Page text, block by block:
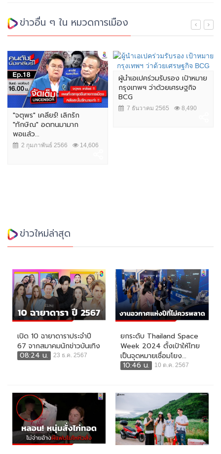
ข่าวอื่น ๆ ใน หมวดการเมือง
"จตุพร" เคลียร์! เลิกรัก
"ทักษิณ" อดทนมามาก
พอแล้ว...
2 กุมภาพันธ์ 2566 14,606
ผู้นำเอเปคร่วมรับรอง เป้าหมาย
กรุงเทพฯ ว่าด้วยเศรษฐกิจ
BCG
7 ธันวาคม 2565 8,490
ข่าวใหม่ล่าสุด
เปิด 10 ฉายาดาราประจำปี
67 จากสมาคมนักข่าวบันเทิง
08:24 น.
23 ธ.ค. 2567
ยกระดับ Thailand Space
Week 2024 ตั้งเป้าให้ไทย
เป็นจุดหมายเชื่อมโยง...
10:46 น.
10 ต.ค. 2567